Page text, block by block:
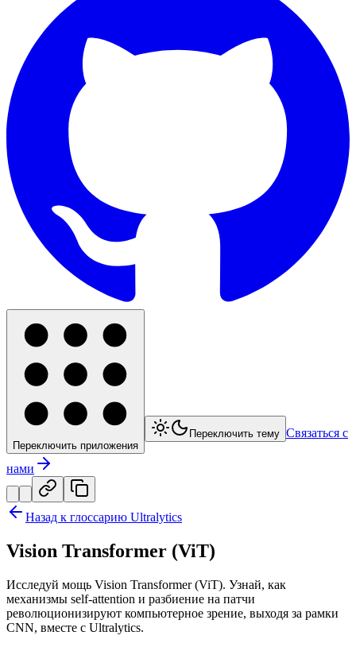
Переключить приложения
Переключить тему Связаться с
нами
Назад к глоссарию Ultralytics
Vision Transformer (ViT)
Исследуй мощь Vision Transformer (ViT). Узнай, как
механизмы self-attention и разбиение на патчи
революционизируют компьютерное зрение, выходя за рамки
CNN, вместе с Ultralytics.